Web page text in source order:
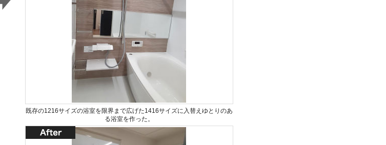
既存の1216サイズの浴室を限界まで広げた1416サイズに入替えゆとりのあ
る浴室を作った。